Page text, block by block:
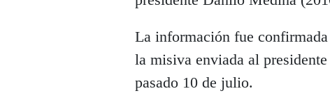
La información fue
la misiva enviada al
pasado 10 de julio.